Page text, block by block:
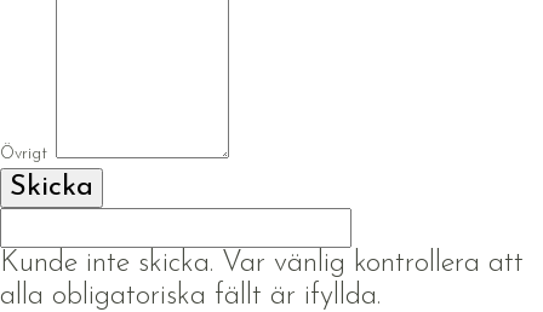
Övrigt
Kunde inte skicka. Var vänlig kontrollera att
alla obligatoriska fällt är ifyllda.